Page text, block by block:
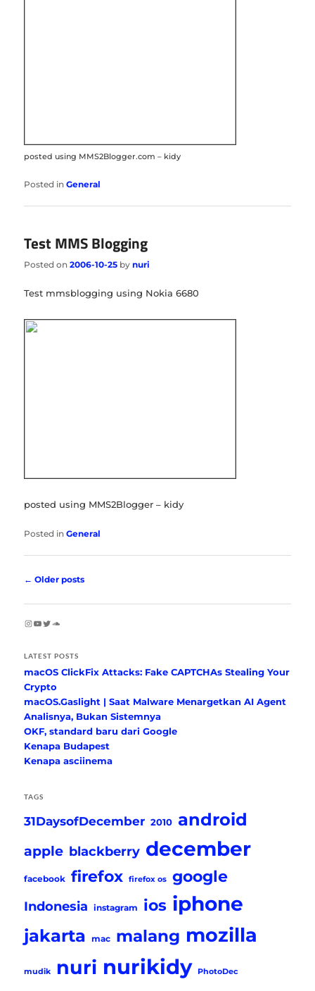
posted using MMS2Blogger.com – kidy
Posted in General
Test MMS Blogging
Posted on2006-10-25 bynuri
Test mmsblogging using Nokia 6680
posted using MMS2Blogger – kidy
Posted in General
Post
← Older posts
Instagram
YouTube
Twitter
SoundCloud
LATEST POSTS
macOS ClickFix Attacks: Fake CAPTCHAs Stealing Your
Crypto
macOS.Gaslight | Saat Malware Menargetkan AI Agent
Analisnya, Bukan Sistemnya
OKF, standard baru dari Google
Kenapa Budapest
Kenapa asciinema
TAGS
31DaysofDecember 2010 android
apple blackberry december
facebook firefox firefox os google
Indonesia instagram ios iphone
jakarta mac malang mozilla
mudik nuri nurikidy PhotoDec